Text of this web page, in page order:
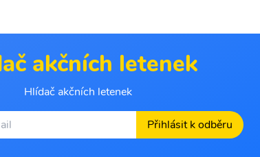
akčních letenek
Hlídač akčních letenek
Přihlásit k odběru